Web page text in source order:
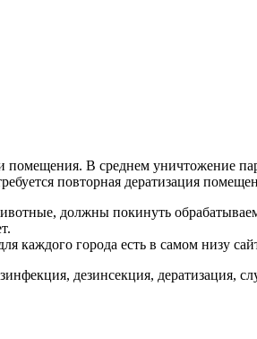
помещения. В среднем уничтожение
повторная дератизация
должны покинуть
города есть в самом низу
дезинсекция,